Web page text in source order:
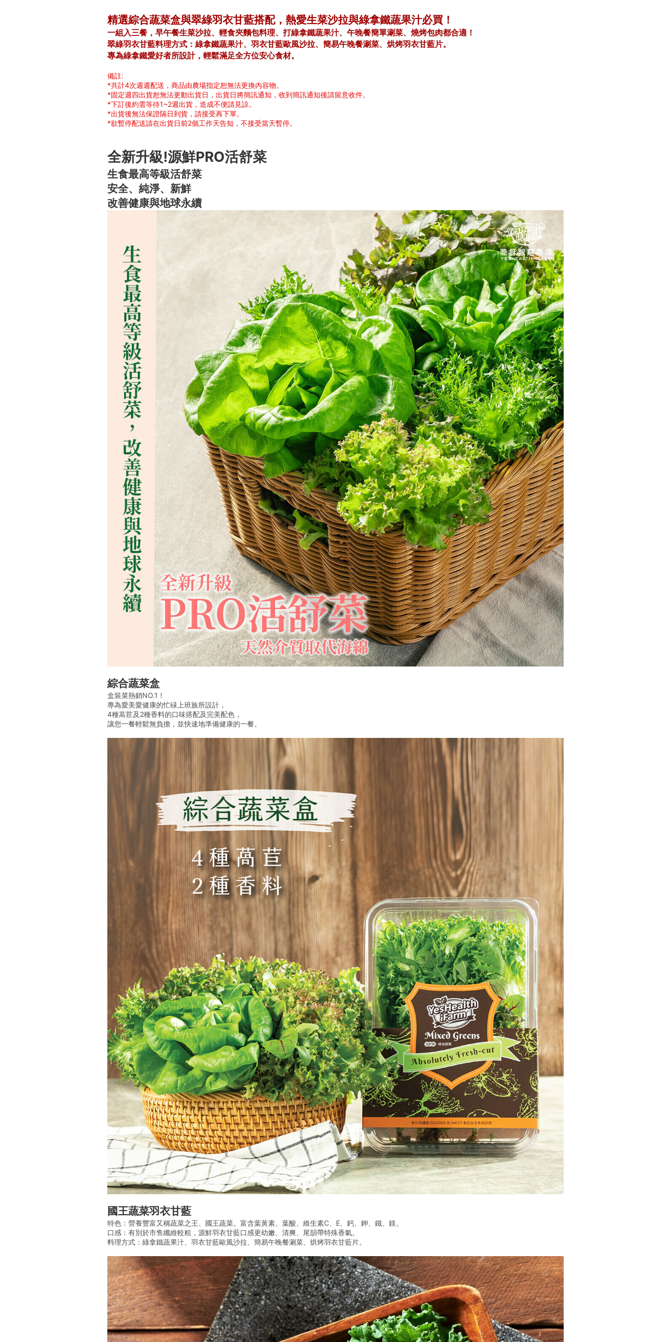
精選綜合蔬菜盒與翠綠羽衣甘藍搭配，熱愛生菜沙拉與綠拿鐵蔬果汁必買！
一組入三餐，早午餐生菜沙拉、輕食夾麵包料理、打綠拿鐵蔬果汁、午晚餐簡單涮菜、燒烤包肉都合適！
翠綠羽衣甘藍料理方式：綠拿鐵蔬果汁、羽衣甘藍歐風沙拉、簡易午晚餐涮菜、烘烤羽衣甘藍片。
專為綠拿鐵愛好者所設計，輕鬆滿足全方位安心食材。
備註:
*共計4次週週配送，商品由農場指定恕無法更換內容物。
*固定週四出貨恕無法更動出貨日，出貨日將簡訊通知，收到簡訊通知後請留意收件。
*下訂後約需等待1~2週出貨，造成不便請見諒。
*出貨後無法保證隔日到貨，請接受再下單。
*欲暫停配送請在出貨日前2個工作天告知，不接受當天暫停。
全新升級!源鮮PRO活舒菜
生食最高等級活舒菜
安全、純淨、新鮮
改善健康與地球永續
綜合蔬菜盒
盒裝菜熱銷NO.1！
專為愛美愛健康的忙碌上班族所設計，
4種萵苣及2種香料的口味搭配及完美配色，
讓您一餐輕鬆無負擔，並快速地準備健康的一餐。
國王蔬菜羽衣甘藍
特色：營養豐富又稱蔬菜之王、國王蔬菜。富含葉黃素、葉酸、維生素C、E、鈣、鉀、鐵、鎂。
口感：有別於市售纖維較粗，源鮮羽衣甘藍口感更幼嫩、清爽、尾韻帶特殊香氣。
料理方式：綠拿鐵蔬果汁、羽衣甘藍歐風沙拉、簡易午晚餐涮菜、烘烤羽衣甘藍片。